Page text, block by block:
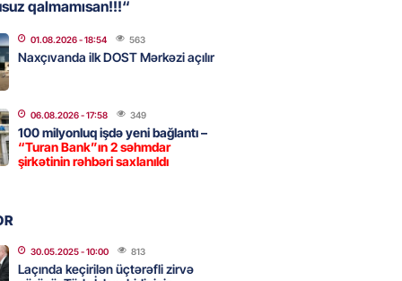
Səudiyyə Ərəbistanı və
arasında Məkkə müdafiə
- 15:15
- 15:00
qalmamısan!!!“
01.08.2026- 18:54 563
Naxçıvanda ilk DOST Mərkəzi açılır
06.08.2026- 17:58 349
100 milyonluq işdə yeni bağlantı –
“Turan Bank”ın 2 səhmdar
şirkətinin rəhbəri saxlanıldı
30.05.2025- 10:00 813
Laçında keçirilən üçtərəfli zirvə